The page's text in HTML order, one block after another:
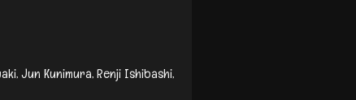
Jun Kunimura, Renji Ishibashi,